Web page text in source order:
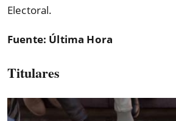
Electoral.
Fuente: Última Hora
Titulares